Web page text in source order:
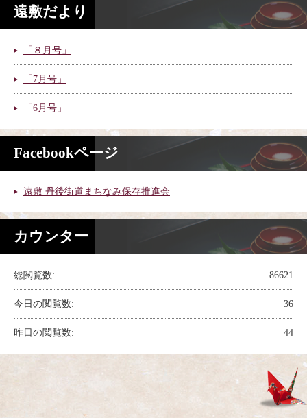
遠敷だより
「８月号」
「7月号」
「6月号」
Facebookページ
遠敷 丹後街道まちなみ保存推進会
カウンター
86621
総閲覧数:
36
今日の閲覧数:
44
昨日の閲覧数: